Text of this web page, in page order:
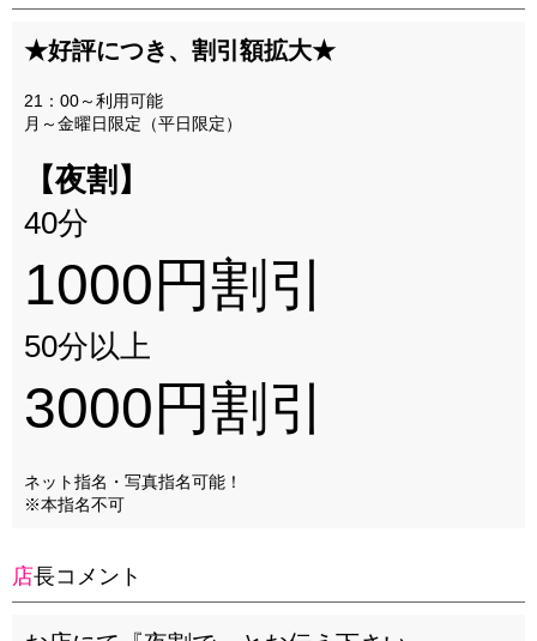
★好評につき、割引額拡大★
21：00～利用可能
月～金曜日限定（平日限定）
【夜割】
40分
1000円割引
50分以上
3000円割引
ネット指名・写真指名可能！
※本指名不可
店長コメント